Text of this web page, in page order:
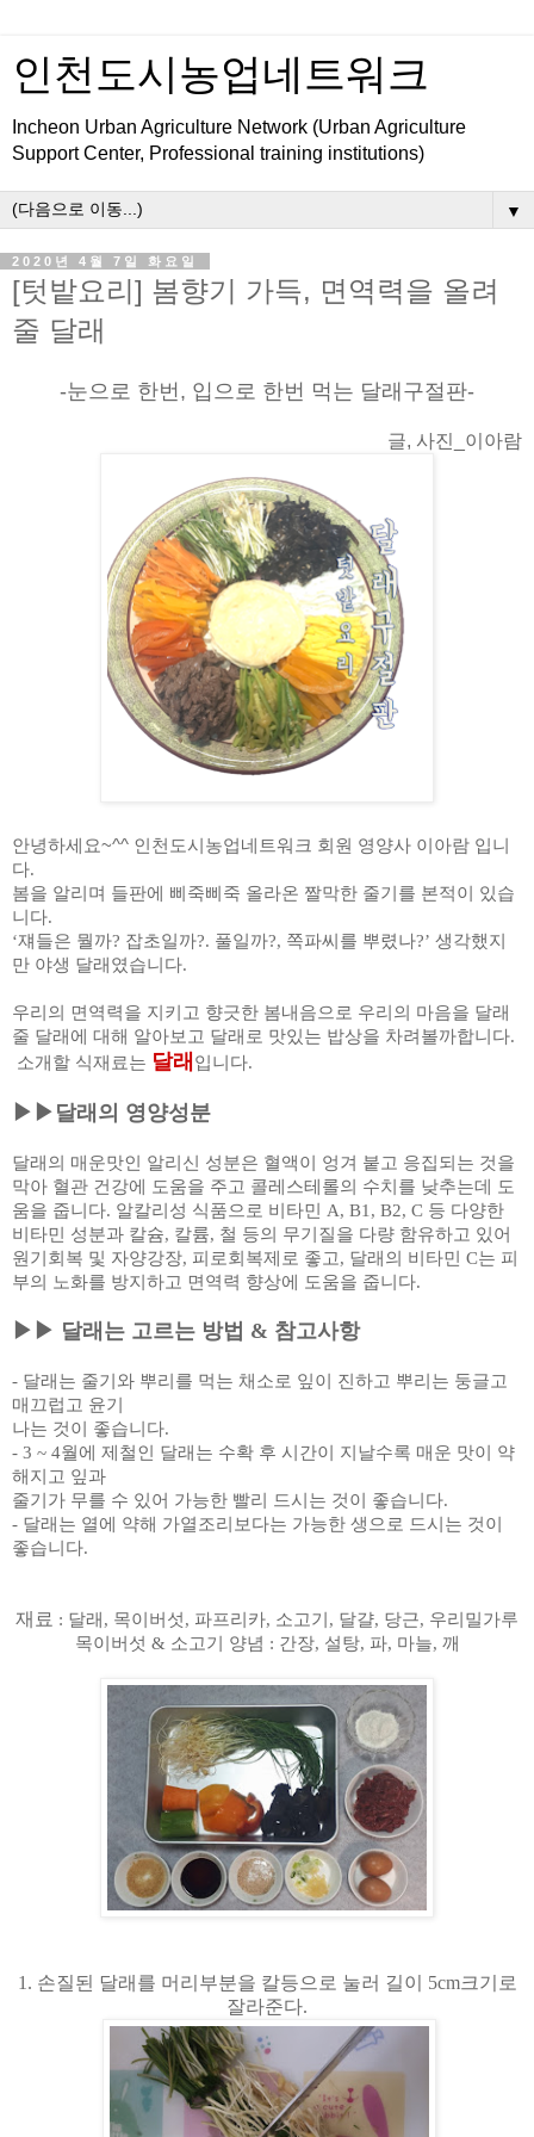
인천도시농업네트워크
Incheon Urban Agriculture Network (Urban Agriculture
Support Center, Professional training institutions)
▼
2020년 4월 7일 화요일
[텃밭요리] 봄향기 가득, 면역력을 올려
줄 달래
-눈으로 한번, 입으로 한번 먹는 달래구절판-
글, 사진_이아람
안녕하세요~^^ 인천도시농업네트워크 회원 영양사 이아람 입니
다.
봄을 알리며 들판에 삐죽삐죽 올라온 짤막한 줄기를 본적이 있습
니다.
‘쟤들은 뭘까? 잡초일까?. 풀일까?, 쪽파씨를 뿌렸나?’ 생각했지
만 야생 달래였습니다.
우리의 면역력을 지키고 향긋한 봄내음으로 우리의 마음을 달래
줄 달래에 대해 알아보고 달래로 맛있는 밥상을 차려볼까합니다.
소개할 식재료는 달래 입니다.
▶▶ 달래의 영양성분
달래의 매운맛인 알리신 성분은 혈액이 엉겨 붙고 응집되는 것을
막아 혈관 건강에 도움을 주고 콜레스테롤의 수치를 낮추는데 도
움을 줍니다. 알칼리성 식품으로 비타민 A, B1, B2, C 등 다양한
비타민 성분과 칼슘, 칼륨, 철 등의 무기질을 다량 함유하고 있어
원기회복 및 자양강장, 피로회복제로 좋고, 달래의 비타민 C는 피
부의 노화를 방지하고 면역력 향상에 도움을 줍니다.
▶▶ 달래는 고르는 방법 & 참고사항
- 달래는 줄기와 뿌리를 먹는 채소로 잎이 진하고 뿌리는 둥글고
매끄럽고 윤기
나는 것이 좋습니다.
- 3 ~ 4월에 제철인 달래는 수확 후 시간이 지날수록 매운 맛이 약
해지고 잎과
줄기가 무를 수 있어 가능한 빨리 드시는 것이 좋습니다.
- 달래는 열에 약해 가열조리보다는 가능한 생으로 드시는 것이
좋습니다.
재료 : 달래 , 목이버섯, 파프리카, 소고기 , 달걀, 당근, 우리밀가루
목이버섯 & 소고기 양념 : 간장, 설탕, 파, 마늘, 깨
1. 손질된 달래를 머리부분을 칼등으로 눌러 길이 5cm크기로
잘라준다.